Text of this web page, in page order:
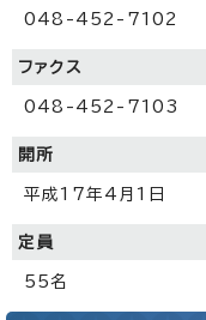
048-452-7102
ファクス
048-452-7103
開所
平成17年4月1日
定員
55名